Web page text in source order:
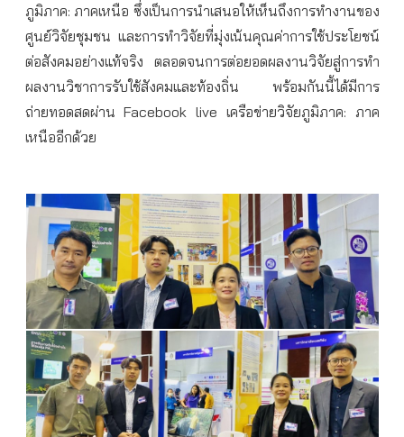
ภูมิภาค: ภาคเหนือ ซึ่งเป็นการนำเสนอให้เห็นถึงการทำงานของ
ศูนย์วิจัยชุมชน และการทำวิจัยที่มุ่งเน้นคุณค่าการใช้ประโยชน์
ต่อสังคมอย่างแท้จริง
ตลอดจนการต่อยอดผลงานวิจัยสู่การทำ
ผลงานวิชาการรับใช้สังคมและท้องถิ่น
พร้อมกันนี้ได้มีการ
ถ่ายทอดสดผ่าน Facebook live เครือข่ายวิจัยภูมิภาค: ภาค
เหนืออีกด้วย